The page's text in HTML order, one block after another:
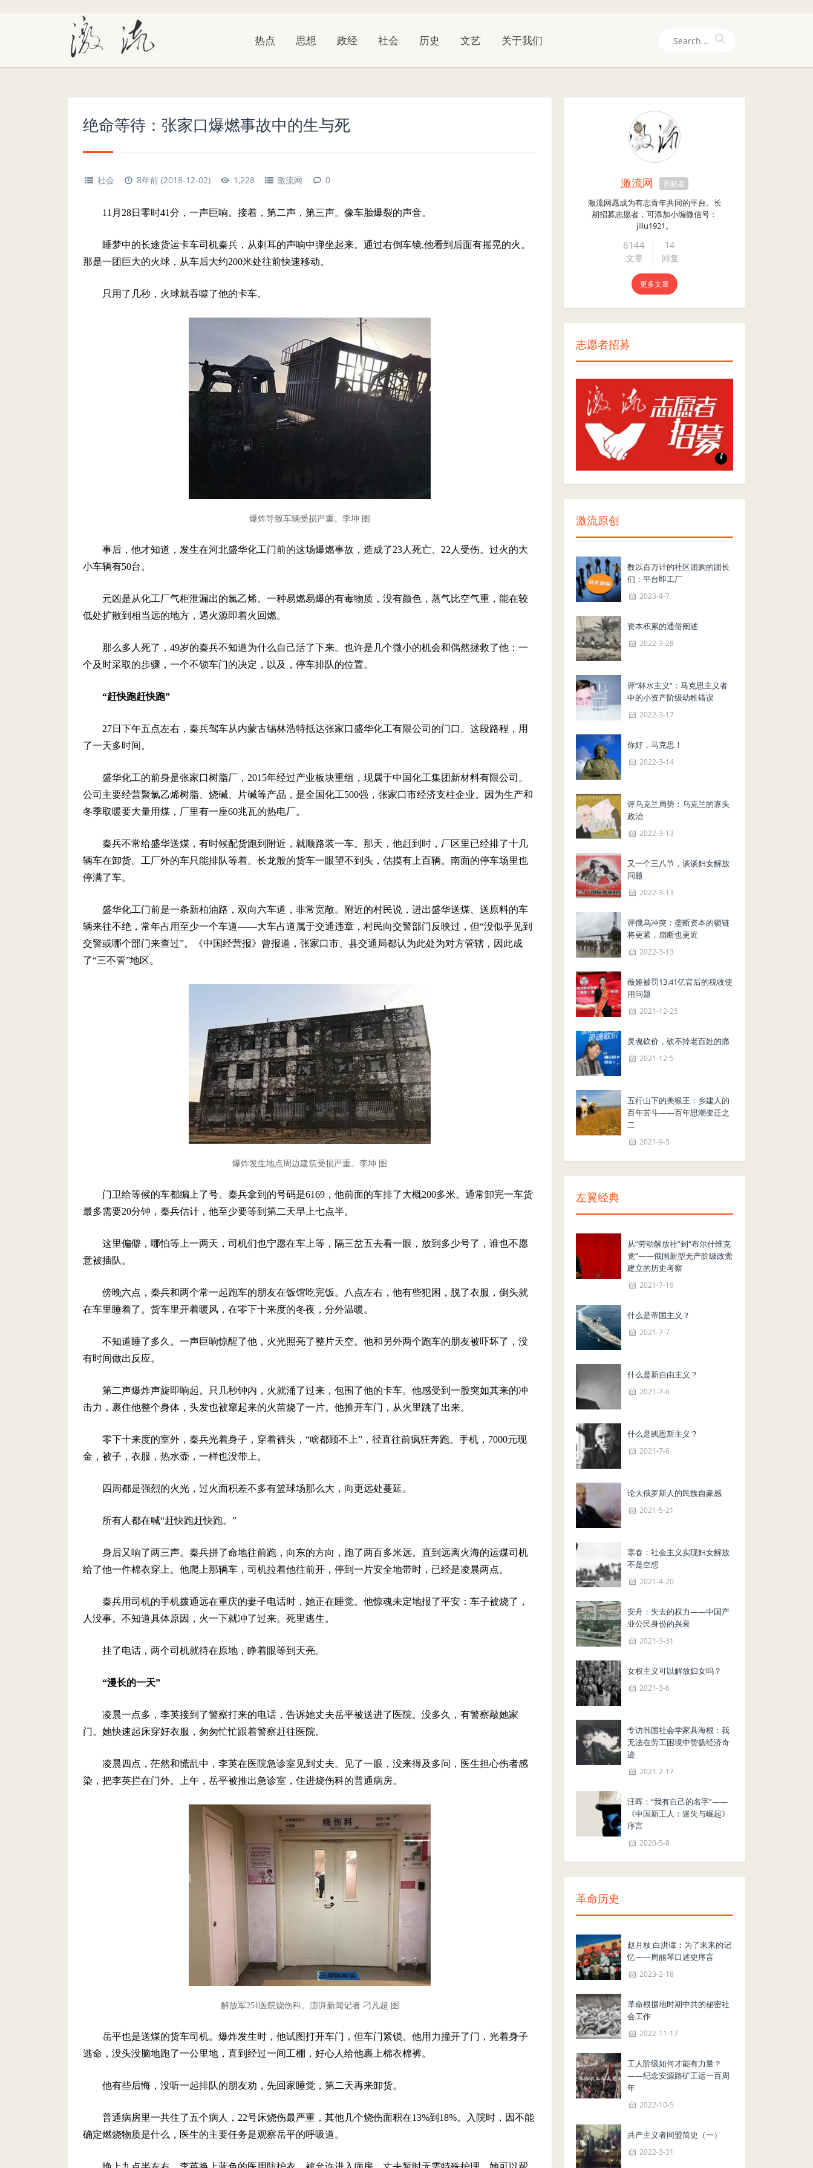
热点 思想 政经 社会 历史 文艺 关于我们
绝命等待：张家口爆燃事故中的生与死
社会 8年前 (2018-12-02) 1,228 激流网 0
11月28日零时41分，一声巨响。接着，第二声，第三声。像车胎爆裂的声音。
睡梦中的长途货运卡车司机秦兵，从刺耳的声响中弹坐起来。通过右倒车镜,他看到后面有摇晃的火。
那是一团巨大的火球，从车后大约200米处往前快速移动。
只用了几秒，火球就吞噬了他的卡车。
爆炸导致车辆受损严重。李坤 图
事后，他才知道，发生在河北盛华化工门前的这场爆燃事故，造成了23人死亡、22人受伤。过火的大
小车辆有50台。
元凶是从化工厂气柜泄漏出的氯乙烯。一种易燃易爆的有毒物质，没有颜色，蒸气比空气重，能在较
低处扩散到相当远的地方，遇火源即着火回燃。
那么多人死了，49岁的秦兵不知道为什么自己活了下来。也许是几个微小的机会和偶然拯救了他：一
个及时采取的步骤，一个不锁车门的决定，以及，停车排队的位置。
“赶快跑赶快跑”
27日下午五点左右，秦兵驾车从内蒙古锡林浩特抵达张家口盛华化工有限公司的门口。这段路程，用
了一天多时间。
盛华化工的前身是张家口树脂厂，2015年经过产业板块重组，现属于中国化工集团新材料有限公司。
公司主要经营聚氯乙烯树脂、烧碱、片碱等产品，是全国化工500强，张家口市经济支柱企业。因为生产和
冬季取暖要大量用煤，厂里有一座60兆瓦的热电厂。
秦兵不常给盛华送煤，有时候配货跑到附近，就顺路装一车。那天，他赶到时，厂区里已经排了十几
辆车在卸货。工厂外的车只能排队等着。长龙般的货车一眼望不到头，估摸有上百辆。南面的停车场里也
停满了车。
盛华化工门前是一条新柏油路，双向六车道，非常宽敞。附近的村民说，进出盛华送煤、送原料的车
辆来往不绝，常年占用至少一个车道——大车占道属于交通违章，村民向交警部门反映过，但“没似乎见到
交警或哪个部门来查过”。《中国经营报》曾报道，张家口市、县交通局都认为此处为对方管辖，因此成
了“三不管”地区。
爆炸发生地点周边建筑受损严重。李坤 图
门卫给等候的车都编上了号。秦兵拿到的号码是6169，他前面的车排了大概200多米。通常卸完一车货
最多需要20分钟，秦兵估计，他至少要等到第二天早上七点半。
这里偏僻，哪怕等上一两天，司机们也宁愿在车上等，隔三岔五去看一眼，放到多少号了，谁也不愿
意被插队。
傍晚六点，秦兵和两个常一起跑车的朋友在饭馆吃完饭。八点左右，他有些犯困，脱了衣服，倒头就
在车里睡着了。货车里开着暖风，在零下十来度的冬夜，分外温暖。
不知道睡了多久。一声巨响惊醒了他，火光照亮了整片天空。他和另外两个跑车的朋友被吓坏了，没
有时间做出反应。
第二声爆炸声旋即响起。只几秒钟内，火就涌了过来，包围了他的卡车。他感受到一股突如其来的冲
击力，裹住他整个身体，头发也被窜起来的火苗烧了一片。他推开车门，从火里跳了出来。
零下十来度的室外，秦兵光着身子，穿着裤头，“啥都顾不上”，径直往前疯狂奔跑。手机，7000元现
金，被子，衣服，热水壶，一样也没带上。
四周都是强烈的火光，过火面积差不多有篮球场那么大，向更远处蔓延。
所有人都在喊“赶快跑赶快跑。”
身后又响了两三声。秦兵拼了命地往前跑，向东的方向，跑了两百多米远。直到远离火海的运煤司机
给了他一件棉衣穿上。他爬上那辆车，司机拉着他往前开，停到一片安全地带时，已经是凌晨两点。
秦兵用司机的手机拨通远在重庆的妻子电话时，她正在睡觉。他惊魂未定地报了平安：车子被烧了，
人没事。不知道具体原因，火一下就冲了过来。死里逃生。
挂了电话，两个司机就待在原地，睁着眼等到天亮。
“漫长的一天”
凌晨一点多，李英接到了警察打来的电话，告诉她丈夫岳平被送进了医院。没多久，有警察敲她家
门。她快速起床穿好衣服，匆匆忙忙跟着警察赶往医院。
凌晨四点，茫然和慌乱中，李英在医院急诊室见到丈夫。见了一眼，没来得及多问，医生担心伤者感
染，把李英拦在门外。上午，岳平被推出急诊室，住进烧伤科的普通病房。
解放军251医院烧伤科。澎湃新闻记者 刁凡超 图
岳平也是送煤的货车司机。爆炸发生时，他试图打开车门，但车门紧锁。他用力撞开了门，光着身子
逃命，没头没脑地跑了一公里地，直到经过一间工棚，好心人给他裹上棉衣棉裤。
他有些后悔，没听一起排队的朋友劝，先回家睡觉，第二天再来卸货。
普通病房里一共住了五个病人，22号床烧伤最严重，其他几个烧伤面积在13%到18%。入院时，因不能
确定燃烧物质是什么，医生的主要任务是观察岳平的呼吸道。
激流网 贡献者
激流网愿成为有志青年共同的平台。长
期招募志愿者，可添加小编微信号：
jiliu1921。
6144
文章
14
回复
更多文章
志愿者招募
志愿者招募
激流原创
数以百万计的社区团购的团长
们：平台即工厂
2023-4-7
资本积累的通俗阐述
2022-3-28
评“杯水主义”：马克思主义者
中的小资产阶级幼稚错误
2022-3-17
你好，马克思！
2022-3-14
评乌克兰局势：乌克兰的寡头
政治
2022-3-13
又一个三八节，谈谈妇女解放
问题
2022-3-13
评俄乌冲突：垄断资本的锁链
将更紧，崩断也更近
2022-3-13
薇娅被罚13.41亿背后的税收使
用问题
2021-12-25
灵魂砍价，砍不掉老百姓的痛
2021-12-5
五行山下的美猴王：乡建人的
百年苦斗——百年思潮变迁之
二
2021-9-5
左翼经典
从“劳动解放社”到“布尔什维克
党”——俄国新型无产阶级政党
建立的历史考察
2021-7-19
什么是帝国主义？
2021-7-7
什么是新自由主义？
2021-7-6
什么是凯恩斯主义？
2021-7-6
论大俄罗斯人的民族自豪感
2021-5-21
寒春：社会主义实现妇女解放
不是空想
2021-4-20
安舟：失去的权力——中国产
业公民身份的兴衰
2021-3-31
女权主义可以解放妇女吗？
2021-3-6
专访韩国社会学家具海根：我
无法在劳工困境中赞扬经济奇
迹
2021-2-17
汪晖：“我有自己的名字”——
《中国新工人：迷失与崛起》
序言
2020-5-8
革命历史
赵月枝 白洪谭：为了未来的记
忆——周丽琴口述史序言
2023-2-18
革命根据地时期中共的秘密社
会工作
2022-11-17
工人阶级如何才能有力量？
——纪念安源路矿工运一百周
年
2022-10-5
共产主义者同盟简史（一）
2022-3-31